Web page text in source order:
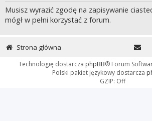
Musisz wyrazić zgodę na zapisywanie
mógł w pełni korzystać z forum.
Strona główna
Technologię dostarcza phpBB® Forum
Polski pakiet językowy dostarcza
GZIP: Off